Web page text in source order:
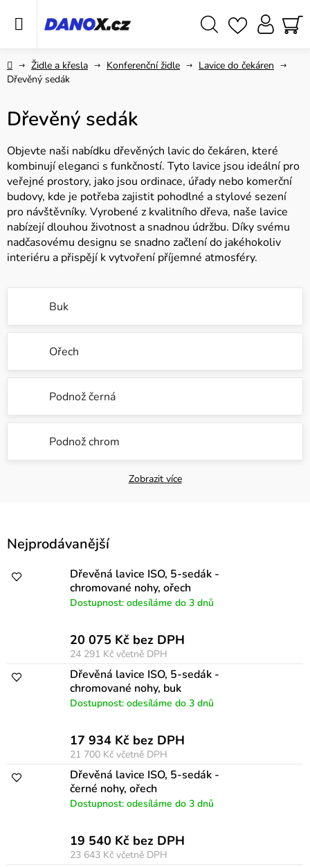
DomůŽidle a křesla Konferenční židle
Lavice do čekáren
Dřevěný sedák
Dřevěný sedák
Objevte naši nabídku dřevěných lavic do čekáren, které
kombinují eleganci s funkčností. Tyto lavice jsou ideální pro
veřejné prostory, jako jsou ordinace, úřady nebo komerční
budovy, kde je potřeba zajistit pohodlné a stylové sezení
pro návštěvníky. Vyrobené z kvalitního dřeva, naše lavice
nabízejí dlouhou životnost a snadnou údržbu. Díky svému
nadčasovému designu se snadno začlení do jakéhokoliv
interiéru a přispějí k vytvoření příjemné atmosféry.
Buk
Ořech
Podnož černá
Podnož chrom
Zobrazit více
Nejprodávanější
Dřevěná lavice ISO, 5-sedák -
chromované nohy, ořech
Dostupnost: odesíláme do 3 dnů
24 291 Kč včetně DPH
20 075 Kč bez DPH
Dřevěná lavice ISO, 5-sedák -
chromované nohy, buk
Dostupnost: odesíláme do 3 dnů
21 700 Kč včetně DPH
17 934 Kč bez DPH
Dřevěná lavice ISO, 5-sedák -
černé nohy, ořech
Dostupnost: odesíláme do 3 dnů
23 643 Kč včetně DPH
19 540 Kč bez DPH
V
ý
p
r
o
t